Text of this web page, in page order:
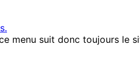
menu suit donc toujours le